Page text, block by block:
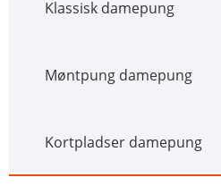
Klassisk damepung
Møntpung damepung
Kortpladser damepung